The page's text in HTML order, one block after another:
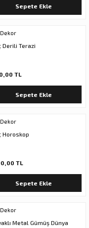
Sepete Ekle
Derili Terazi
TL
Sepete Ekle
Horoskop
TL
Sepete Ekle
Metal Gümüş Dünya